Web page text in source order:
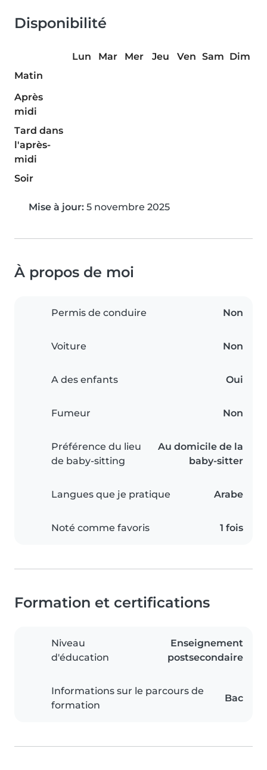
Disponibilité
Lun Mar Mer Jeu Ven Sam Dim
Matin
Après
midi
Tard dans
l'après-
midi
Soir
Mise à jour: 5 novembre 2025
À propos de moi
Permis de conduire Non
Voiture Non
A des enfants Oui
Fumeur Non
Préférence du lieu
de baby-sitting
Au domicile de la
baby-sitter
Langues que je pratique Arabe
Noté comme favoris 1 fois
Formation et certifications
Niveau
d'éducation
Enseignement
postsecondaire
Informations sur le parcours de
formation
Bac